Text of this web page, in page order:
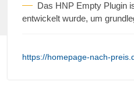
Das HNP Empty Plugin
entwickelt wurde, um
https://homepage-nach-